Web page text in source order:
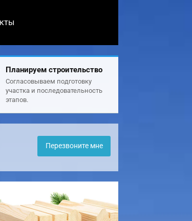
Планируем строительство
Согласовываем подготовку
участка и последовательность
этапов.
Перезвоните мне